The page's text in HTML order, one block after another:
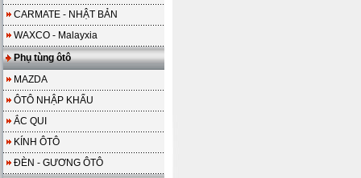
CARMATE - NHẬT BẢN
WAXCO - Malayxia
Phụ tùng ôtô
MAZDA
ÔTÔ NHẬP KHẨU
ẮC QUI
KÍNH ÔTÔ
ĐÈN - GƯƠNG ÔTÔ